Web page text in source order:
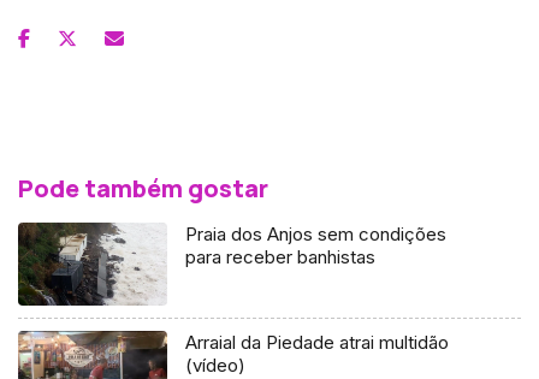
Pode também gostar
Praia dos Anjos sem condições
para receber banhistas
Arraial da Piedade atrai multidão
(vídeo)